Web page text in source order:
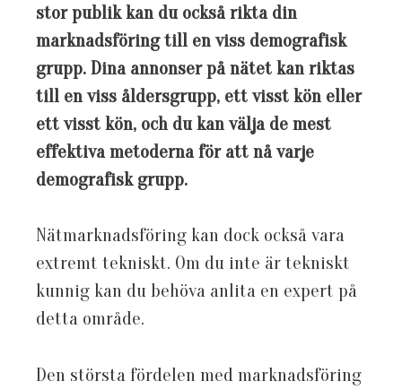
stor publik kan du också rikta din
marknadsföring till en viss demografisk
grupp. Dina annonser på nätet kan riktas
till en viss åldersgrupp, ett visst kön eller
ett visst kön, och du kan välja de mest
effektiva metoderna för att nå varje
demografisk grupp.
Nätmarknadsföring kan dock också vara
extremt tekniskt. Om du inte är tekniskt
kunnig kan du behöva anlita en expert på
detta område.
Den största fördelen med marknadsföring